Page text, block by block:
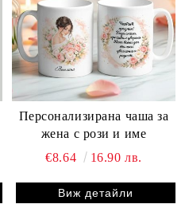
Персонализирана чаша за
жена с рози и име
€8.64
16.90 лв.
Виж детайли